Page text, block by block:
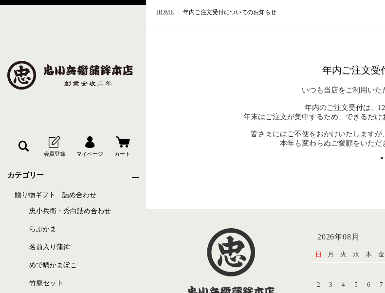
カテゴリー
贈り物ギフト 詰め合わせ
忠小兵衛・秀白詰め合わせ
らぶかま
名前入り蒲鉾
めで鯛かまぼこ
竹籠セット
HOME 年内ご注文受付についてのお知らせ
年内ご注文受
いつも当店をご利用いた
年内のご注文受付は、
年末はご注文が集中するため、できるだけ
皆さまにはご不便をおかけいたしますが
本年も変わらぬご愛顧をいただ
2026年08月
日 月 火 水 木 金
2
3 4 5 6 7